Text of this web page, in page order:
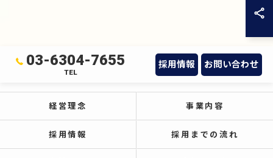
03-6304-7655
TEL
採用情報 お問い合わせ
経営理念 事業内容
採用情報 採用までの流れ